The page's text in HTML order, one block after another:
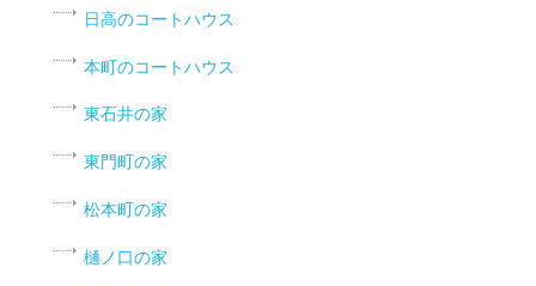
日高のコートハウス
本町のコートハウス
東石井の家
東門町の家
松本町の家
樋ノ口の家